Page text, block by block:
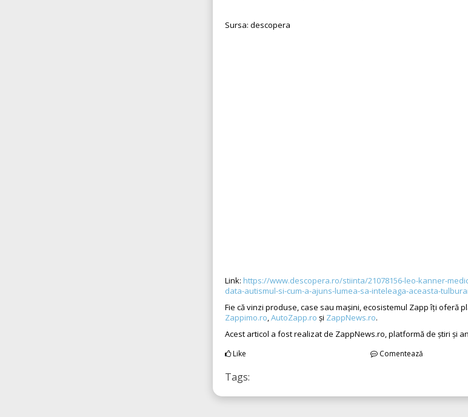
Sursa: descopera
Link: https://www.descopera.ro/stiinta/21078156-leo-kanner-
data-autismul-si-cum-a-ajuns-lumea-sa-inteleaga-aceasta-
Fie că vinzi produse, case sau mașini, ecosistemul Zapp îți oferă
Zappimo.ro,AutoZapp.ro și ZappNews.ro.
Acest articol a fost realizat de ZappNews.ro, platformă de știri și
Like Comentează
Tags: